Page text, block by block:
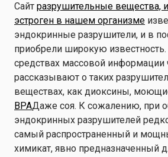
Сайт разрушительные вещества,
эстроген в нашем организме
эндокринные разрушители, и в
приобрели широкую
средствах массовой информации
рассказывают о таких
веществах, как диоксины,
BPAДаже соя. К сожалению, при
эндокринных разрушителей
самый распространенный и
химикат, явно предназначенный